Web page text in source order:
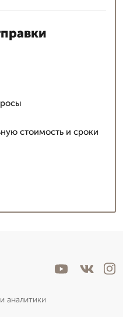
стоимость и сроки
аналитики